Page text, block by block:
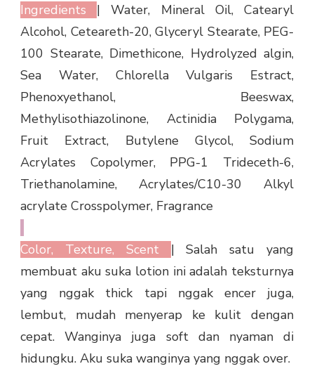
Ingredients
| Water, Mineral Oil, Catearyl
Alcohol, Ceteareth-20, Glyceryl Stearate, PEG-
100 Stearate, Dimethicone, Hydrolyzed algin,
Sea Water, Chlorella Vulgaris Estract,
Phenoxyethanol, Beeswax,
Methylisothiazolinone, Actinidia Polygama,
Fruit Extract, Butylene Glycol, Sodium
Acrylates Copolymer, PPG-1 Trideceth-6,
Triethanolamine, Acrylates/C10-30 Alkyl
acrylate Crosspolymer, Fragrance
Color, Texture, Scent
| Salah satu yang
membuat aku suka lotion ini adalah teksturnya
yang nggak thick tapi nggak encer juga,
lembut, mudah menyerap ke kulit dengan
cepat. Wanginya juga soft dan nyaman di
hidungku. Aku suka wanginya yang nggak over.